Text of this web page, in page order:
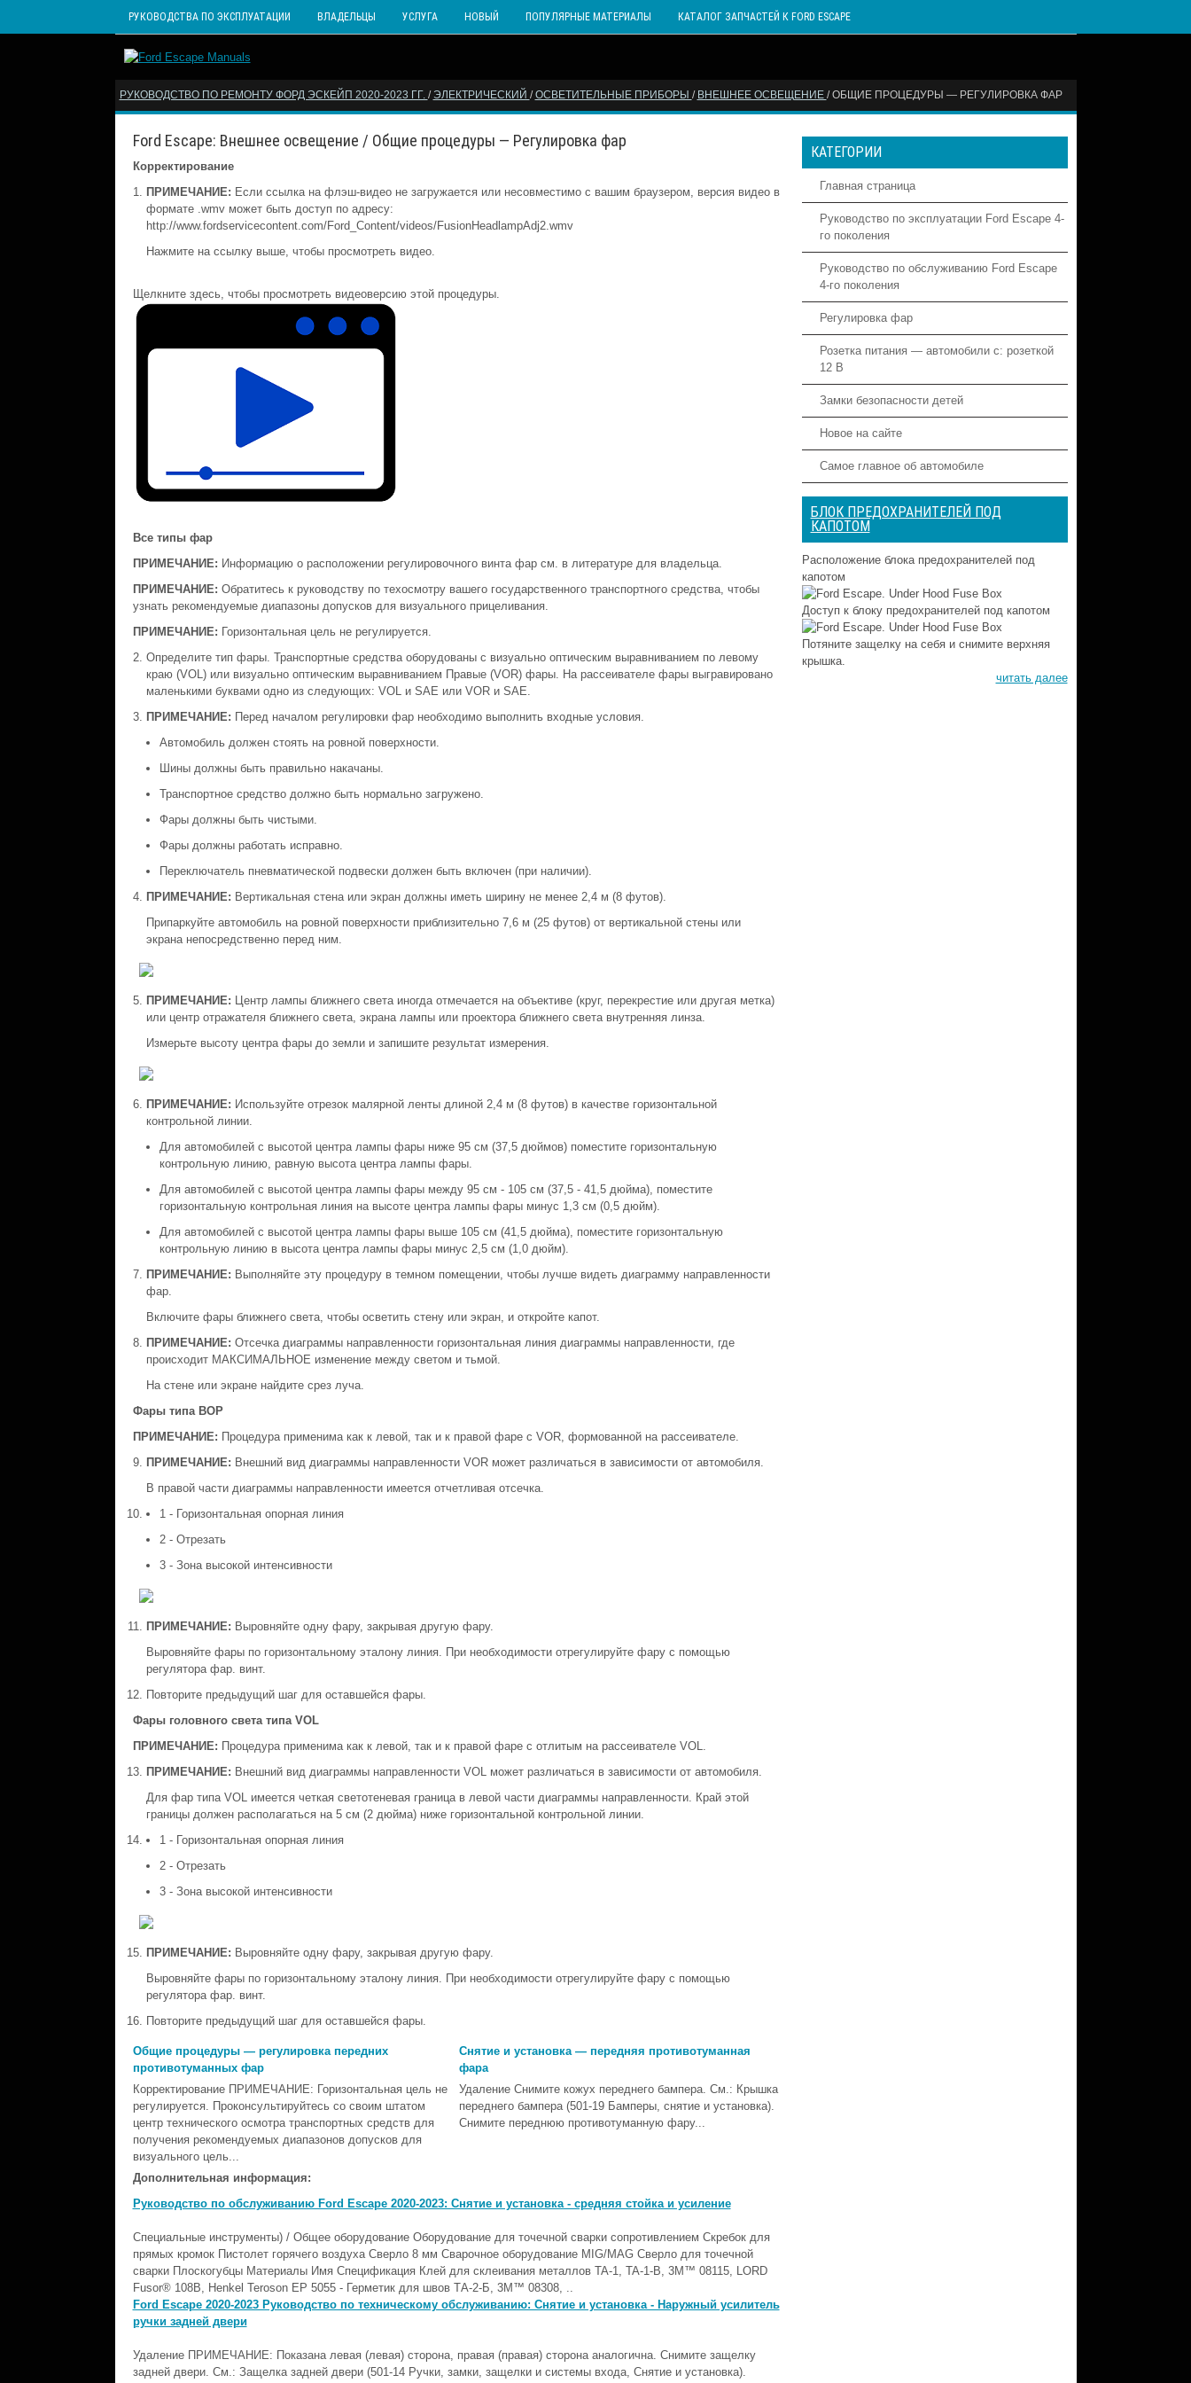
РУКОВОДСТВА ПО ЭКСПЛУАТАЦИИ ВЛАДЕЛЬЦЫ УСЛУГА НОВЫЙ ПОПУЛЯРНЫЕ МАТЕРИАЛЫ КАТАЛОГ ЗАПЧАСТЕЙ К FORD ESCAPE
РУКОВОДСТВО ПО РЕМОНТУ ФОРД ЭСКЕЙП 2020-2023 ГГ. / ЭЛЕКТРИЧЕСКИЙ /ОСВЕТИТЕЛЬНЫЕ ПРИБОРЫ / ВНЕШНЕЕ ОСВЕЩЕНИЕ / ОБЩИЕ ПРОЦЕДУРЫ — РЕГУЛИРОВКА ФАР
Ford Escape: Внешнее освещение / Общие процедуры — Регулировка фар
Корректирование
ПРИМЕЧАНИЕ: Если ссылка на флэш-видео не загружается или несовместимо с вашим браузером, версия видео в
формате .wmv может быть доступ по адресу:
http://www.fordservicecontent.com/Ford_Content/videos/FusionHeadlampAdj2.wmv
Нажмите на ссылку выше, чтобы просмотреть видео.
Щелкните здесь, чтобы просмотреть видеоверсию этой процедуры.
Все типы фар
ПРИМЕЧАНИЕ: Информацию о расположении регулировочного винта фар см. в литературе для владельца.
ПРИМЕЧАНИЕ: Обратитесь к руководству по техосмотру вашего государственного транспортного средства, чтобы
узнать рекомендуемые диапазоны допусков для визуального прицеливания.
ПРИМЕЧАНИЕ: Горизонтальная цель не регулируется.
Определите тип фары. Транспортные средства оборудованы с визуально оптическим выравниванием по левому
краю (VOL) или визуально оптическим выравниванием Правые (VOR) фары. На рассеивателе фары выгравировано
маленькими буквами одно из следующих: VOL и SAE или VOR и SAE.
ПРИМЕЧАНИЕ: Перед началом регулировки фар необходимо выполнить входные условия.
Автомобиль должен стоять на ровной поверхности.
Шины должны быть правильно накачаны.
Транспортное средство должно быть нормально загружено.
Фары должны быть чистыми.
Фары должны работать исправно.
Переключатель пневматической подвески должен быть включен (при наличии).
ПРИМЕЧАНИЕ: Вертикальная стена или экран должны иметь ширину не менее 2,4 м (8 футов).
Припаркуйте автомобиль на ровной поверхности приблизительно 7,6 м (25 футов) от вертикальной стены или
экрана непосредственно перед ним.
ПРИМЕЧАНИЕ: Центр лампы ближнего света иногда отмечается на объективе (круг, перекрестие или другая метка)
или центр отражателя ближнего света, экрана лампы или проектора ближнего света внутренняя линза.
Измерьте высоту центра фары до земли и запишите результат измерения.
ПРИМЕЧАНИЕ: Используйте отрезок малярной ленты длиной 2,4 м (8 футов) в качестве горизонтальной
контрольной линии.
Для автомобилей с высотой центра лампы фары ниже 95 см (37,5 дюймов) поместите горизонтальную
контрольную линию, равную высота центра лампы фары.
Для автомобилей с высотой центра лампы фары между 95 см - 105 см (37,5 - 41,5 дюйма), поместите
горизонтальную контрольная линия на высоте центра лампы фары минус 1,3 см (0,5 дюйм).
Для автомобилей с высотой центра лампы фары выше 105 см (41,5 дюйма), поместите горизонтальную
контрольную линию в высота центра лампы фары минус 2,5 см (1,0 дюйм).
ПРИМЕЧАНИЕ: Выполняйте эту процедуру в темном помещении, чтобы лучше видеть диаграмму направленности
фар.
Включите фары ближнего света, чтобы осветить стену или экран, и откройте капот.
ПРИМЕЧАНИЕ: Отсечка диаграммы направленности горизонтальная линия диаграммы направленности, где
происходит МАКСИМАЛЬНОЕ изменение между светом и тьмой.
На стене или экране найдите срез луча.
Фары типа ВОР
ПРИМЕЧАНИЕ: Процедура применима как к левой, так и к правой фаре с VOR, формованной на рассеивателе.
ПРИМЕЧАНИЕ: Внешний вид диаграммы направленности VOR может различаться в зависимости от автомобиля.
В правой части диаграммы направленности имеется отчетливая отсечка.
1 - Горизонтальная опорная линия
2 - Отрезать
3 - Зона высокой интенсивности
ПРИМЕЧАНИЕ: Выровняйте одну фару, закрывая другую фару.
Выровняйте фары по горизонтальному эталону линия. При необходимости отрегулируйте фару с помощью
регулятора фар. винт.
Повторите предыдущий шаг для оставшейся фары.
Фары головного света типа VOL
ПРИМЕЧАНИЕ: Процедура применима как к левой, так и к правой фаре с отлитым на рассеивателе VOL.
ПРИМЕЧАНИЕ: Внешний вид диаграммы направленности VOL может различаться в зависимости от автомобиля.
Для фар типа VOL имеется четкая светотеневая граница в левой части диаграммы направленности. Край этой
границы должен располагаться на 5 см (2 дюйма) ниже горизонтальной контрольной линии.
1 - Горизонтальная опорная линия
2 - Отрезать
3 - Зона высокой интенсивности
ПРИМЕЧАНИЕ: Выровняйте одну фару, закрывая другую фару.
Выровняйте фары по горизонтальному эталону линия. При необходимости отрегулируйте фару с помощью
регулятора фар. винт.
Повторите предыдущий шаг для оставшейся фары.
Общие процедуры — регулировка передних
противотуманных фар
Корректирование ПРИМЕЧАНИЕ: Горизонтальная цель не
регулируется. Проконсультируйтесь со своим штатом
центр технического осмотра транспортных средств для
получения рекомендуемых диапазонов допусков для
визуального цель...
Снятие и установка — передняя противотуманная
фара
Удаление Снимите кожух переднего бампера. См.: Крышка
переднего бампера (501-19 Бамперы, снятие и установка).
Снимите переднюю противотуманную фару...
Дополнительная информация:
Руководство по обслуживанию Ford Escape 2020-2023: Снятие и установка - средняя стойка и усиление
Специальные инструменты) / Общее оборудование Оборудование для точечной сварки сопротивлением Скребок для
прямых кромок Пистолет горячего воздуха Сверло 8 мм Сварочное оборудование MIG/MAG Сверло для точечной
сварки Плоскогубцы Материалы Имя Спецификация Клей для склеивания металлов TA-1, TA-1-B, 3M™ 08115, LORD
Fusor® 108B, Henkel Teroson EP 5055 - Герметик для швов ТА-2-Б, 3М™ 08308, ..
Ford Escape 2020-2023 Руководство по техническому обслуживанию: Снятие и установка - Наружный усилитель
ручки задней двери
Удаление ПРИМЕЧАНИЕ: Показана левая (левая) сторона, правая (правая) сторона аналогична. Снимите защелку
задней двери. См.: Защелка задней двери (501-14 Ручки, замки, защелки и системы входа, Снятие и установка).
КАТЕГОРИИ
Главная страница
Руководство по эксплуатации Ford Escape 4-
го поколения
Руководство по обслуживанию Ford Escape
4-го поколения
Регулировка фар
Розетка питания — автомобили с: розеткой
12 В
Замки безопасности детей
Новое на сайте
Самое главное об автомобиле
БЛОК ПРЕДОХРАНИТЕЛЕЙ ПОД
КАПОТОМ
Расположение блока предохранителей под
капотом
Доступ к блоку предохранителей под капотом
Потяните защелку на себя и снимите верхняя
крышка.
читать далее